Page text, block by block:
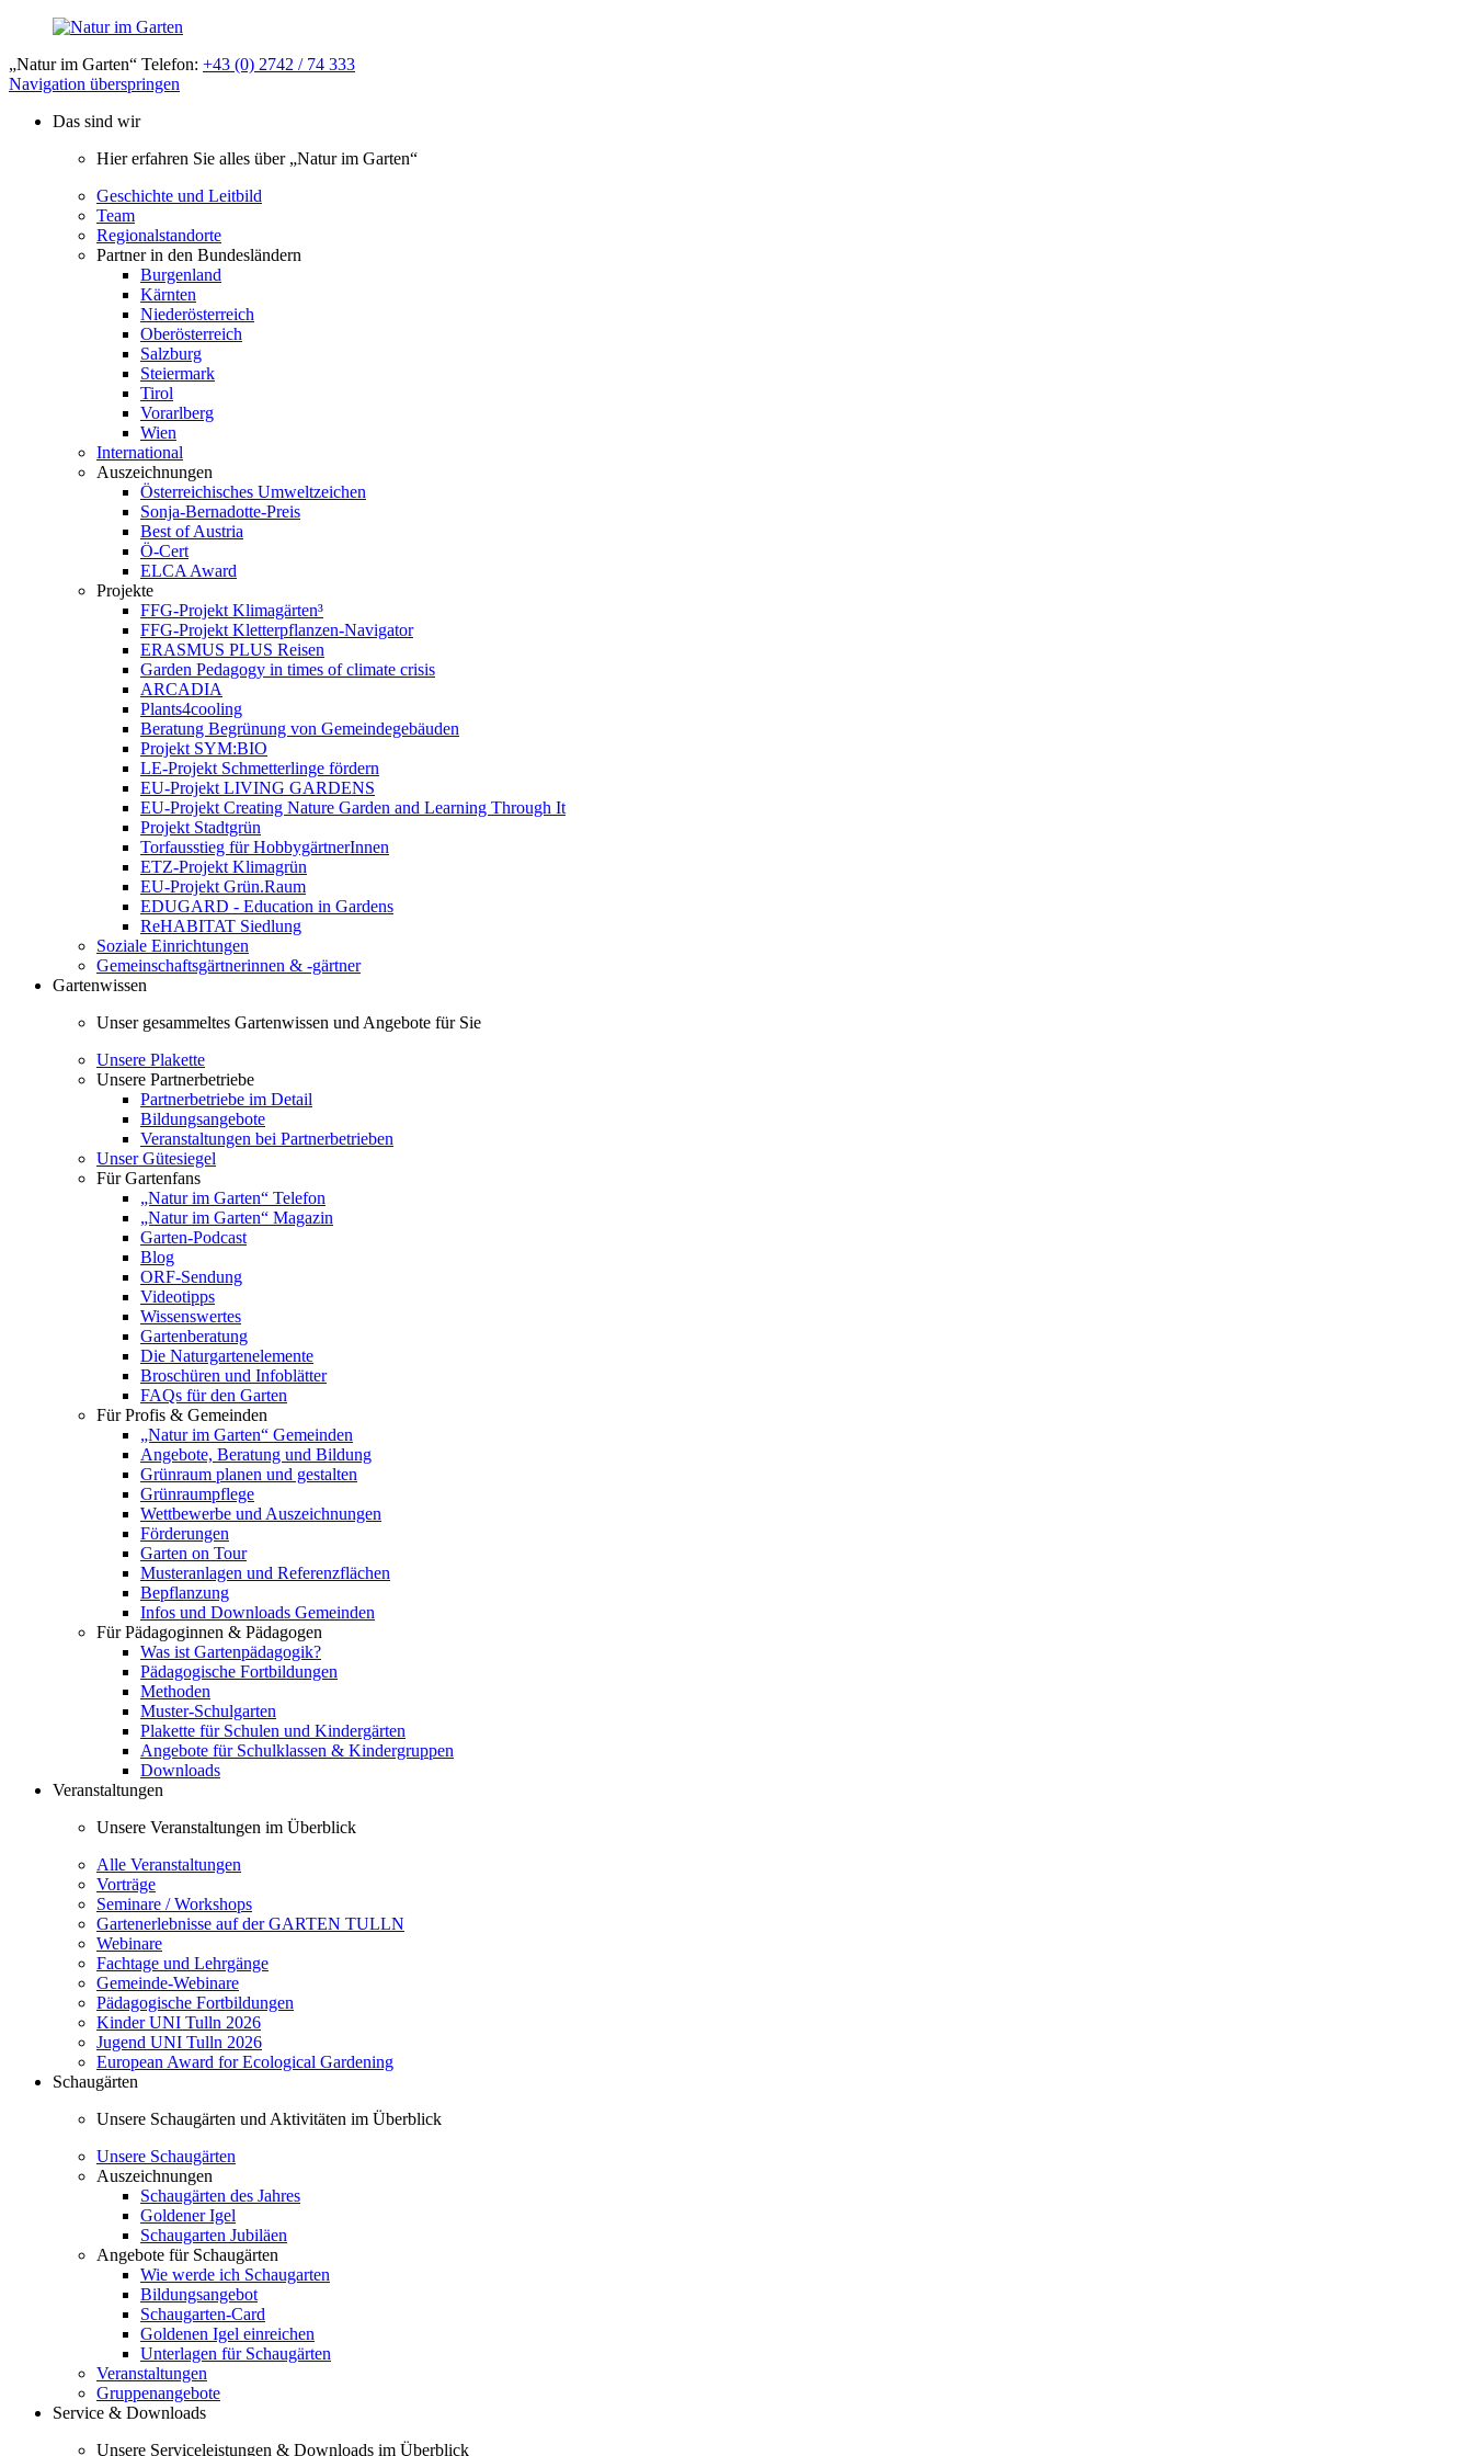
„Natur im Garten“ Telefon: +43 (0) 2742 / 74 333
Navigation überspringen
Das sind wir
Hier erfahren Sie alles über „Natur im Garten“
Geschichte und Leitbild
Team
Regionalstandorte
Partner in den Bundesländern
Burgenland
Kärnten
Niederösterreich
Oberösterreich
Salzburg
Steiermark
Tirol
Vorarlberg
Wien
International
Auszeichnungen
Österreichisches Umweltzeichen
Sonja-Bernadotte-Preis
Best of Austria
Ö-Cert
ELCA Award
Projekte
FFG-Projekt Klimagärten³
FFG-Projekt Kletterpflanzen-Navigator
ERASMUS PLUS Reisen
Garden Pedagogy in times of climate crisis
ARCADIA
Plants4cooling
Beratung Begrünung von Gemeindegebäuden
Projekt SYM:BIO
LE-Projekt Schmetterlinge fördern
EU-Projekt LIVING GARDENS
EU-Projekt Creating Nature Garden and Learning Through It
Projekt Stadtgrün
Torfausstieg für HobbygärtnerInnen
ETZ-Projekt Klimagrün
EU-Projekt Grün.Raum
EDUGARD - Education in Gardens
ReHABITAT Siedlung
Soziale Einrichtungen
Gemeinschaftsgärtnerinnen & -gärtner
Gartenwissen
Unser gesammeltes Gartenwissen und Angebote für Sie
Unsere Plakette
Unsere Partnerbetriebe
Partnerbetriebe im Detail
Bildungsangebote
Veranstaltungen bei Partnerbetrieben
Unser Gütesiegel
Für Gartenfans
„Natur im Garten“ Telefon
„Natur im Garten“ Magazin
Garten-Podcast
Blog
ORF-Sendung
Videotipps
Wissenswertes
Gartenberatung
Die Naturgartenelemente
Broschüren und Infoblätter
FAQs für den Garten
Für Profis & Gemeinden
„Natur im Garten“ Gemeinden
Angebote, Beratung und Bildung
Grünraum planen und gestalten
Grünraumpflege
Wettbewerbe und Auszeichnungen
Förderungen
Garten on Tour
Musteranlagen und Referenzflächen
Bepflanzung
Infos und Downloads Gemeinden
Für Pädagoginnen & Pädagogen
Was ist Gartenpädagogik?
Pädagogische Fortbildungen
Methoden
Muster-Schulgarten
Plakette für Schulen und Kindergärten
Angebote für Schulklassen & Kindergruppen
Downloads
Veranstaltungen
Unsere Veranstaltungen im Überblick
Alle Veranstaltungen
Vorträge
Seminare / Workshops
Gartenerlebnisse auf der GARTEN TULLN
Webinare
Fachtage und Lehrgänge
Gemeinde-Webinare
Pädagogische Fortbildungen
Kinder UNI Tulln 2026
Jugend UNI Tulln 2026
European Award for Ecological Gardening
Schaugärten
Unsere Schaugärten und Aktivitäten im Überblick
Unsere Schaugärten
Auszeichnungen
Schaugärten des Jahres
Goldener Igel
Schaugarten Jubiläen
Angebote für Schaugärten
Wie werde ich Schaugarten
Bildungsangebot
Schaugarten-Card
Goldenen Igel einreichen
Unterlagen für Schaugärten
Veranstaltungen
Gruppenangebote
Service & Downloads
Unsere Serviceleistungen & Downloads im Überblick